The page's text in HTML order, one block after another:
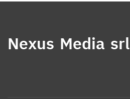
Nexus Media srl